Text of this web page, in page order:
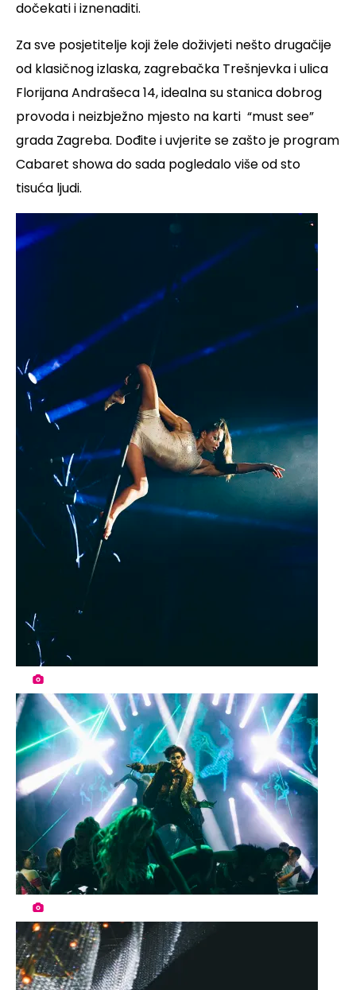
dočekati i iznenaditi.
Za sve posjetitelje koji žele doživjeti nešto drugačije
od klasičnog izlaska, zagrebačka Trešnjevka i ulica
Florijana Andrašeca 14, idealna su stanica dobrog
provoda i neizbježno mjesto na karti “must see”
grada Zagreba. Dođite i uvjerite se zašto je program
Cabaret showa do sada pogledalo više od sto
tisuća ljudi.